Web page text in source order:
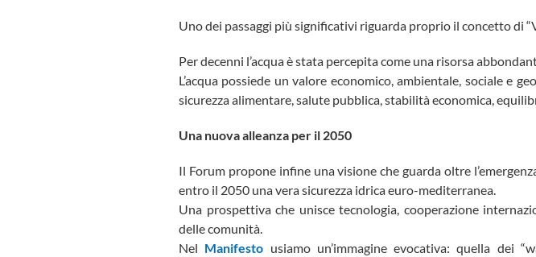
Uno dei passaggi più significativi riguarda proprio il concetto di
Per decenni l’acqua è stata percepita come una risorsa
L’acqua possiede un valore economico, ambientale, sociale e
sicurezza alimentare, salute pubblica, stabilità economica,
Una nuova alleanza per il 2050
Il Forum propone infine una visione che guarda oltre
entro il 2050 una vera sicurezza idrica euro-mediterranea.
Una prospettiva che unisce tecnologia, cooperazione
delle comunità.
Nel Manifesto usiamo un’immagine evocativa: quella dei